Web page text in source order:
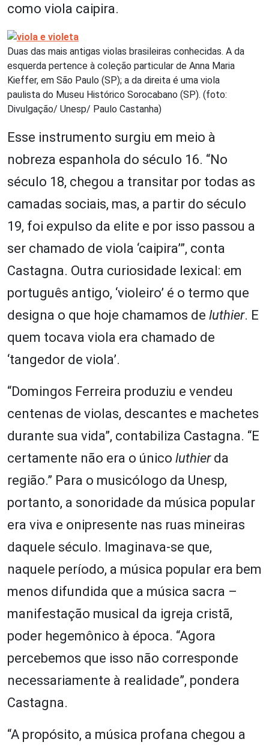
como viola caipira.
Duas das mais antigas violas brasileiras conhecidas. A da
esquerda pertence à coleção particular de Anna Maria
Kieffer, em São Paulo (SP); a da direita é uma viola
paulista do Museu Histórico Sorocabano (SP). (foto:
Divulgação/ Unesp/ Paulo Castanha)
Esse instrumento surgiu em meio à
nobreza espanhola do século 16. “No
século 18, chegou a transitar por todas as
camadas sociais, mas, a partir do século
19, foi expulso da elite e por isso passou a
ser chamado de viola ‘caipira’”, conta
Castagna. Outra curiosidade lexical: em
português antigo, ‘violeiro’ é o termo que
designa o que hoje chamamos de luthier. E
quem tocava viola era chamado de
‘tangedor de viola’.
“Domingos Ferreira produziu e vendeu
centenas de violas, descantes e machetes
durante sua vida”, contabiliza Castagna. “E
certamente não era o único luthierda
região.” Para o musicólogo da Unesp,
portanto, a sonoridade da música popular
era viva e onipresente nas ruas mineiras
daquele século. Imaginava-se que,
naquele período, a música popular era bem
menos difundida que a música sacra –
manifestação musical da igreja cristã,
poder hegemônico à época. “Agora
percebemos que isso não corresponde
necessariamente à realidade”, pondera
Castagna.
“A propósito, a música profana chegou a